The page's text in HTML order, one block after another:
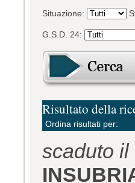
Situazione:
G.S.D. 24:
Risultato della
Ordina risultati per:
scaduto il